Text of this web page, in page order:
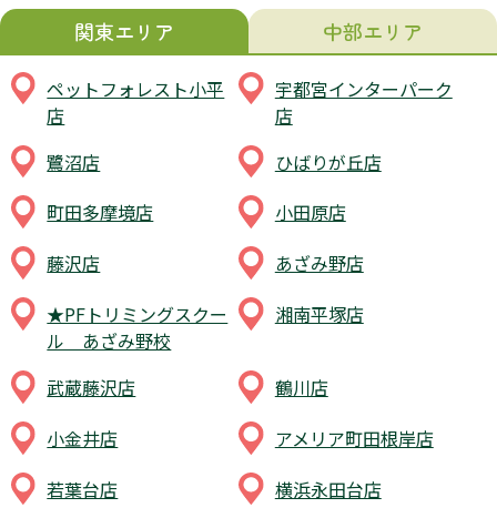
関東エリア 中部エリア
ペットフォレスト小平
店
宇都宮インターパーク
店
鷺沼店
ひばりが丘店
町田多摩境店
小田原店
藤沢店
あざみ野店
★PFトリミングスクー
ル あざみ野校
湘南平塚店
武蔵藤沢店
鶴川店
小金井店
アメリア町田根岸店
若葉台店
横浜永田台店